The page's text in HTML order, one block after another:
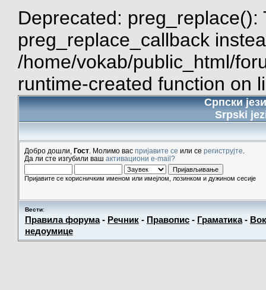
Deprecated:
preg_replace_callback
/home/vokab/public_html/
runtime-created function on
Српски
Srpski
Добро дошли, Гост . Молимо вас пријавите се или се региструјте
Да ли сте изгубили ваш активациони e-mail?
Пријавите се корисничким именом или имејлом, лозинком и дужином сесије
Вести:
Правила форума- Речник - Правопис - Граматика-
недоумице